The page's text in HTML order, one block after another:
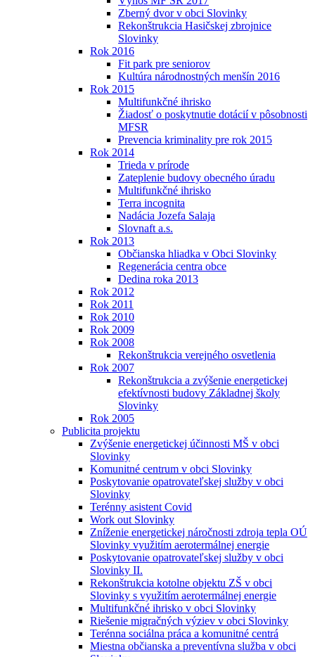
Zberný dvor v obci Slovinky
Rekonštrukcia Hasičskej zbrojnice
Slovinky
Rok 2016
Fit park pre seniorov
Kultúra národnostných menšín 2016
Rok 2015
Multifunkčné ihrisko
Žiadosť o poskytnutie dotácií v pôsobnosti
MFSR
Prevencia kriminality pre rok 2015
Rok 2014
Trieda v prírode
Zateplenie budovy obecného úradu
Multifunkčné ihrisko
Terra incognita
Nadácia Jozefa Salaja
Slovnaft a.s.
Rok 2013
Občianska hliadka v Obci Slovinky
Regenerácia centra obce
Dedina roka 2013
Rok 2012
Rok 2011
Rok 2010
Rok 2009
Rok 2008
Rekonštrukcia verejného osvetlenia
Rok 2007
Rekonštrukcia a zvýšenie energetickej
efektívnosti budovy Základnej školy
Slovinky
Rok 2005
Publicita projektu
Zvýšenie energetickej účinnosti MŠ v obci
Slovinky
Komunitné centrum v obci Slovinky
Poskytovanie opatrovateľskej služby v obci
Slovinky
Terénny asistent Covid
Work out Slovinky
Zníženie energetickej náročnosti zdroja tepla OÚ
Slovinky využitím aerotermálnej energie
Poskytovanie opatrovateľskej služby v obci
Slovinky II.
Rekonštrukcia kotolne objektu ZŠ v obci
Slovinky s využitím aerotermálnej energie
Multifunkčné ihrisko v obci Slovinky
Riešenie migračných výziev v obci Slovinky
Terénna sociálna práca a komunitné centrá
Miestna občianska a preventívna služba v obci